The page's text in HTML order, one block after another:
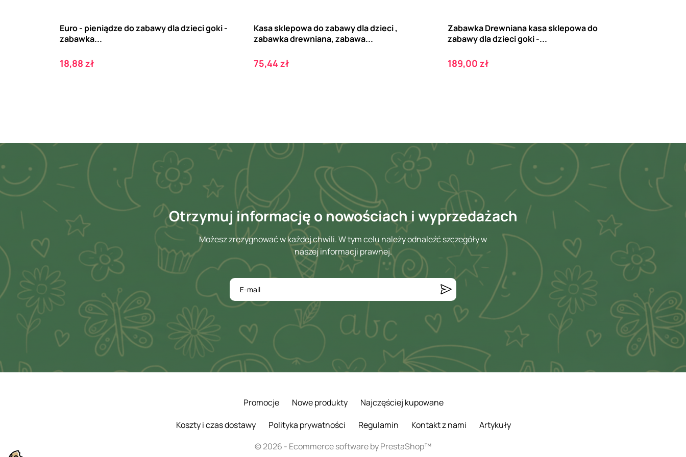
Euro - pieniądze do zabawy dla dzieci goki -
zabawka...
Cena
18,88 zł
Kasa sklepowa do zabawy dla dzieci ,
zabawka drewniana, zabawa...
Cena
75,44 zł
Zabawka Drewniana kasa sklepowa do
zabawy dla dzieci goki -...
Cena
189,00 zł
Otrzymuj informację o nowościach i wyprzedażach
Możesz zrezygnować w każdej chwili. W tym celu należy odnaleźć szczegóły w
naszej informacji prawnej.
Promocje Nowe produkty
Najczęściej kupowane
Koszty i czas dostawy
Polityka prywatności Regulamin Kontakt z nami
Artykuły
© 2026 - Ecommerce software by PrestaShop™